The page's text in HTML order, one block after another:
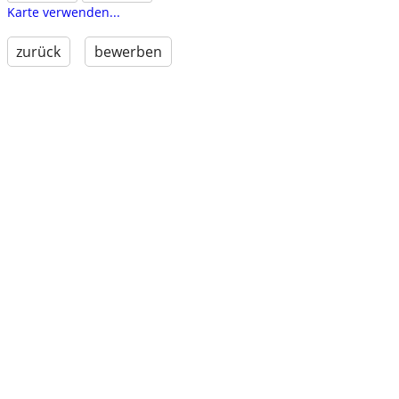
Karte verwenden...
zurück bewerben